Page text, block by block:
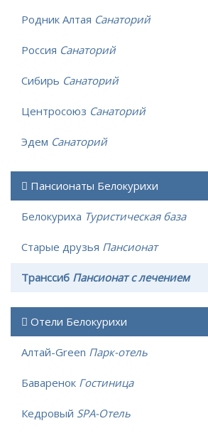
Родник Алтая Санаторий
Россия Санаторий
Сибирь Санаторий
Центросоюз Санаторий
Эдем Санаторий
Пансионаты Белокурихи
Белокуриха Туристическая база
Старые друзья Пансионат
Транссиб Пансионат с лечением
Отели Белокурихи
Алтай-Green Парк-отель
Баваренок Гостиница
Кедровый SPA-Отель